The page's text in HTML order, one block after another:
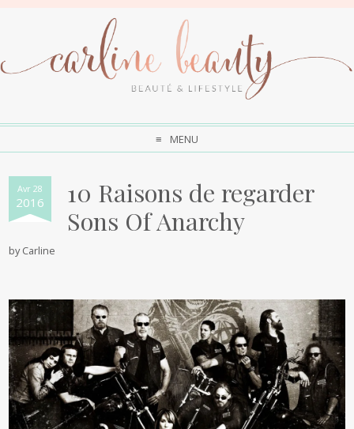
MENU
Avr 28
2016
10 Raisons de regarder
Sons Of Anarchy
byCarline